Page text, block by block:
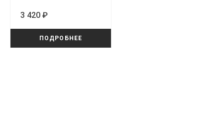
3 420 ₽
ПОДРОБНЕЕ